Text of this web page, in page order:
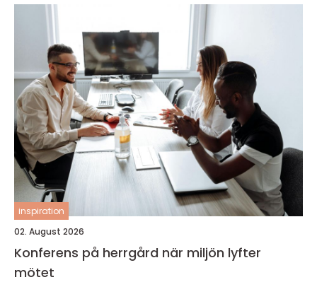
inspiration
02. August 2026
Konferens på herrgård när miljön lyfter
mötet